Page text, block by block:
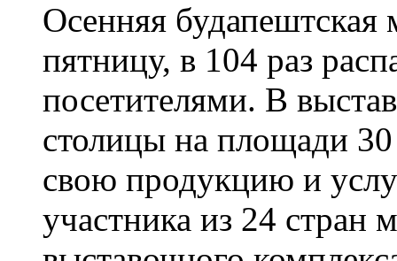
Осенняя будапештская
пятницу, в 104 раз
посетителями. В
столицы на площади
свою продукцию и
участника из 24 стран